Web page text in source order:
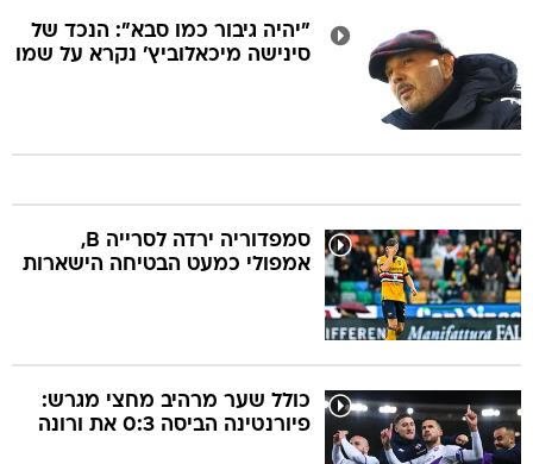
"יהיה גיבור כמו סבא": הנכד של
סינישה מיכאלוביץ' נקרא על שמו
סמפדוריה ירדה לסרייה B,
אמפולי כמעט הבטיחה הישארות
כולל שער מרהיב מחצי מגרש:
פיורנטינה הביסה 0:3 את ורונה